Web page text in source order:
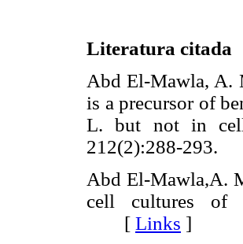
Literatura citada
Abd El-Mawla, A.
is a precursor of
L. but not in
212(2):288-
Abd El-Mawla,A.
cell cultures of
[ Links ]